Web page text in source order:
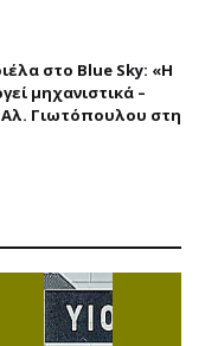
στο Blue Sky: «Η
μηχανιστικά –
Γιωτόπουλου στη